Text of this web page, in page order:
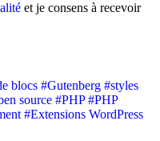
et je consens à recevoir
blocs #Gutenberg #styles
source #PHP #PHP
#Extensions WordPress